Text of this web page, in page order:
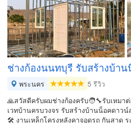
ช่างก้องนนทบุรี รับสร้างบ้า
พระนคร
5 รีวิว
🙏สวัสดีครับผมช่างก้องครับ🧑‍🔧รับเหมา
เวทบ้านครบวงจร รับสร้างบ้านน็อคดาวน์
🛠️ งานเหล็กโครงหลังคา​จอดรถ​ กันสาด